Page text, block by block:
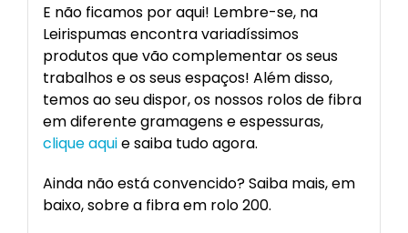
E não ficamos por aqui! Lembre-se, na
Leirispumas encontra variadíssimos
produtos que vão complementar os seus
trabalhos e os seus espaços! Além disso,
temos ao seu dispor, os nossos rolos de fibra
em diferente gramagens e espessuras,
clique aquie saiba tudo agora.
Ainda não está convencido? Saiba mais, em
baixo, sobre a fibra em rolo 200.